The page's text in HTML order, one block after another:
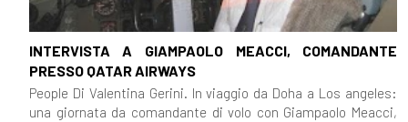
[08][Libri] "Biglietto di terza
classe" di Silvia Pattarini |
estratto #1
INTERVISTA A GIAMPAOLO MEACCI, COMANDANTE
PRESSO QATAR AIRWAYS
People Di Valentina Gerini. In viaggio da Doha a Los angeles:
una giornata da comandante di volo con Giampaolo Meacci,